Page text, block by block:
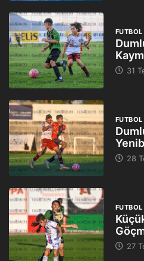
FUTBOL
31
FUTBOL
28
FUTBOL
27